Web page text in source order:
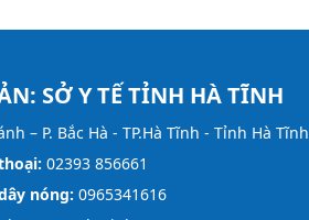
SỞ Y TẾ TỈNH HÀ TĨNH
– P. Bắc Hà - TP.Hà Tĩnh - Tỉnh Hà Tĩnh
02393 856661
nóng: 0965341616